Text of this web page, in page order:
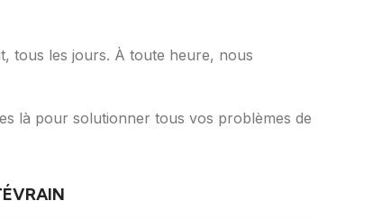
tous les jours. À toute heure, nous
là pour solutionner tous vos problèmes de